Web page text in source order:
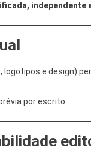
independente
logotipos e design)
por escrito.